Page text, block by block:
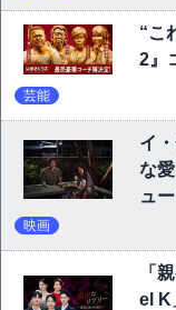
“こ
2』
芸能
イ
な
ュ
映画
「
el K